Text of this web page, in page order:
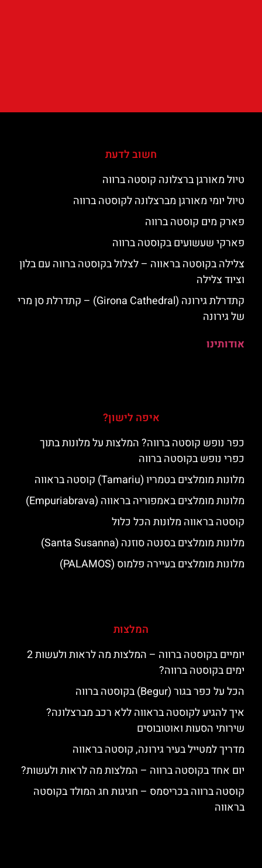
חשוב לדעת
טיול מאורגן ברצלונה קוסטה ברווה
טיול יומי מאורגן מברצלונה לקוסטה ברווה
פארק מים קוסטה ברווה
פארקי שעשועים בקוסטה ברווה
צלילה בקוסטה בראווה – לצלול בקוסטה ברווה עם בלון
וציוד צלילה
קתדרלת גירונה (Girona Cathedral) – קתדרלת סן מרי
של גירונה
אודותינו
איפה לישון?
כפר נופש קוסטה ברווה? המלצות על מלונות בתוך
כפרי נופש בקוסטה ברווה
מלונות מומלצים בטמריו (Tamariu) קוסטה בראווה
מלונות מומלצים באמפוריה בראווה (Empuriabrava)
קוסטה בראווה מלונות הכל כלול
מלונות מומלצים בסנטה סוזנה (Santa Susanna)
מלונות מומלצים בעיירה פלמוס (PALAMOS)
המלצות
יומיים בקוסטה ברווה – המלצות מה לראות ולעשות 2
ימים בקוסטה ברווה?
הכל על כפר בגור (Begur) בקוסטה ברווה
איך להגיע לקוסטה בראווה ללא רכב מברצלונה?
שירותי הסעות ואוטובוסים
מדריך למטייל בעיר גירונה, קוסטה בראווה
יום אחד בקוסטה ברווה – המלצות מה לראות ולעשות?
קוסטה ברווה בכריסמס – חגיגות חג המולד בקוסטה
בראווה